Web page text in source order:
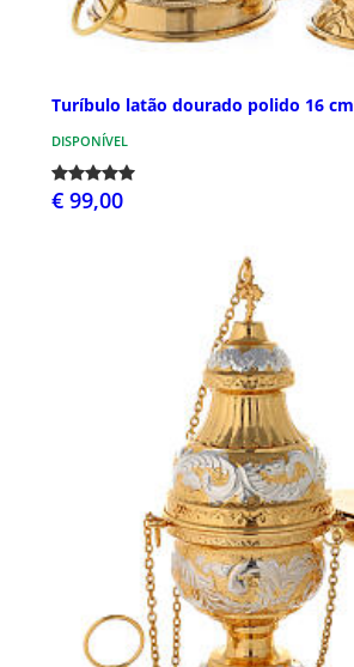
Turíbulo latão dourado polido 16 cm
DISPONÍVEL
€ 99,00